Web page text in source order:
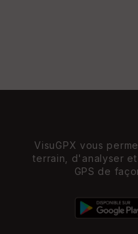
VisuGPX vous
terrain, d'analyser
GPS de